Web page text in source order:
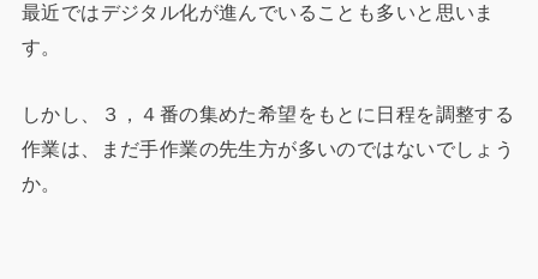
最近ではデジタル化が進んでいることも多いと思いま
す。
しかし、３，４番の集めた希望をもとに日程を調整する
作業は、まだ手作業の先生方が多いのではないでしょう
か。